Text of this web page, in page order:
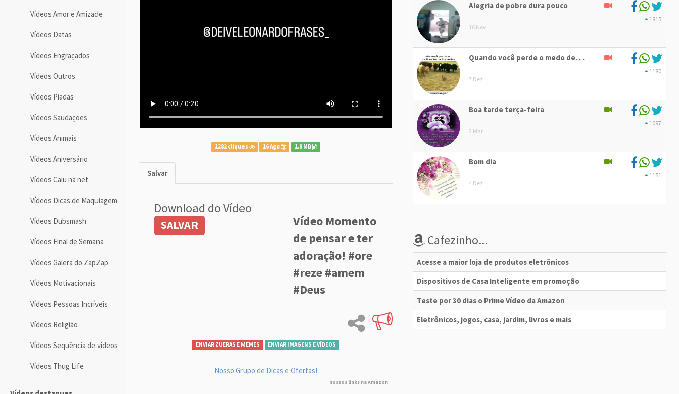
Vídeos Amor e Amizade
Vídeos Datas
Vídeos Engraçados
Vídeos Outros
Vídeos Piadas
Vídeos Saudações
Vídeos Animais
Vídeos Aniversário
Vídeos Caiu na net
Vídeos Dicas de Maquiagem
Vídeos Dubsmash
Vídeos Final de Semana
Vídeos Galera do ZapZap
Vídeos Motivacionais
Vídeos Pessoas Incríveis
Vídeos Religião
Vídeos Sequência de vídeos
Vídeos Thug Life
1282 cliques 16 Ago 1.9 MB
Salvar
Download do Vídeo
SALVAR
Vídeo Momento
de pensar e ter
adoração! #ore
#reze #amem
#Deus
ENVIAR ZUERAS E MEMES ENVIAR IMAGENS E VÍDEOS
Nosso Grupo de Dicas e Ofertas!
nossos links na Amazon
Alegria de pobre dura pouco
16 Nov
1815
Quando você perde o medo de. . .
7 Dez
1180
Boa tarde terça-feira
2 Mar
1097
Bom dia
4 Dez
1151
Cafezinho...
Acesse a maior loja de produtos eletrônicos
Dispositivos de Casa Inteligente em promoção
Teste por 30 dias o Prime Vídeo da Amazon
Eletrônicos, jogos, casa, jardim, livros e mais